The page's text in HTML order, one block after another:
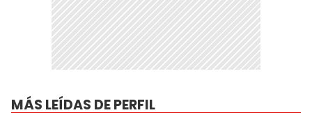
MÁS LEÍDAS DE PERFIL